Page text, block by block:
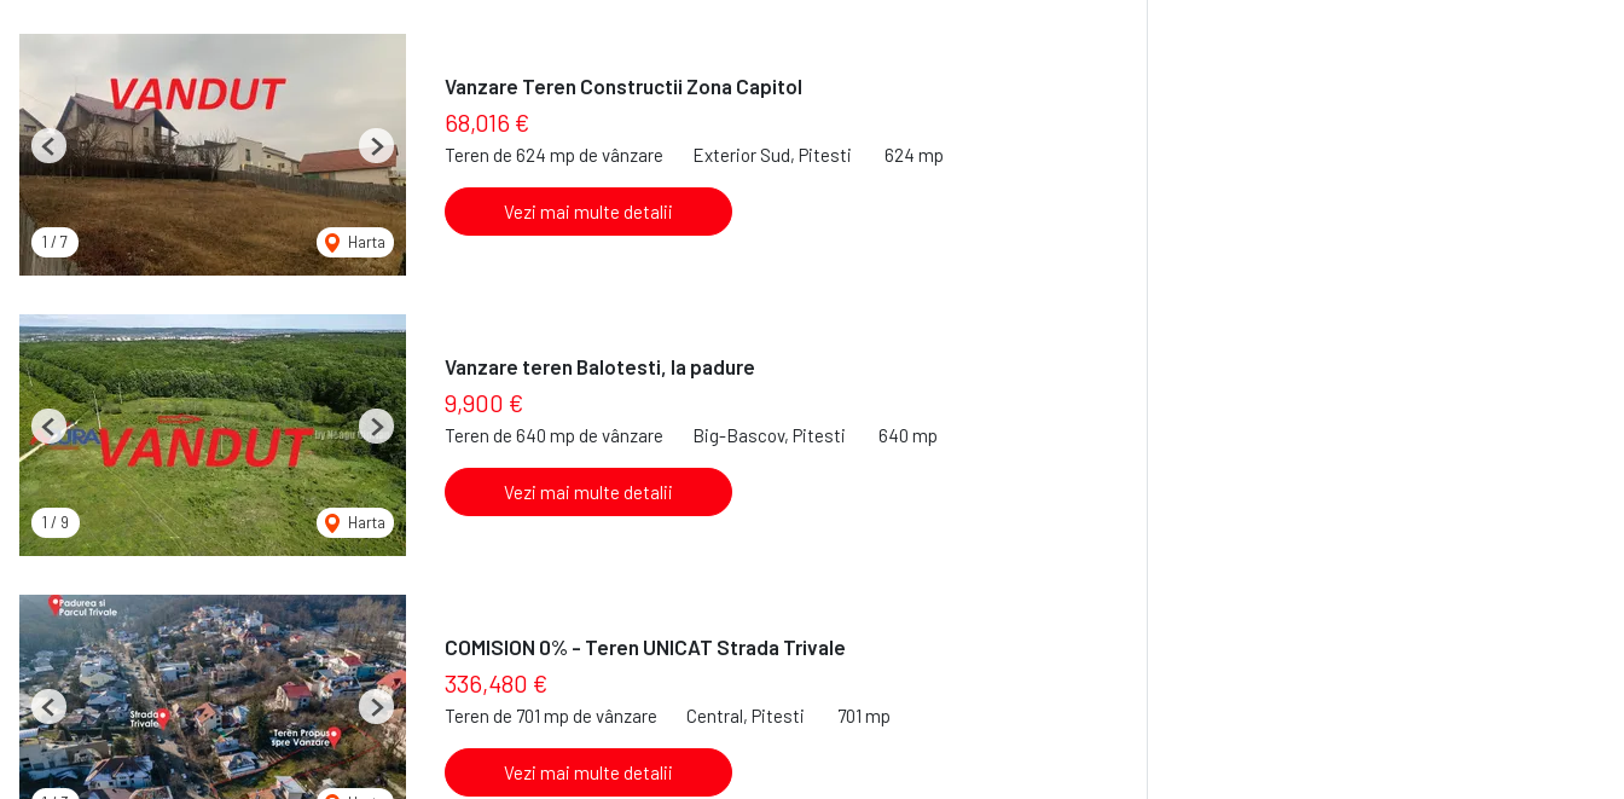
1 / 7 Harta
Previous Next
Vanzare Teren Constructii Zona Capitol
68,016 €
Teren de 624 mp de vânzare Exterior Sud, Pitesti 624 mp
Vezi mai multe detalii
1 / 9 Harta
Previous Next
Vanzare teren Balotesti, la padure
9,900 €
Teren de 640 mp de vânzare Big-Bascov, Pitesti 640 mp
Vezi mai multe detalii
Previous Next
COMISION 0% - Teren UNICAT Strada Trivale
336,480 €
Teren de 701 mp de vânzare Central, Pitesti 701 mp
Vezi mai multe detalii